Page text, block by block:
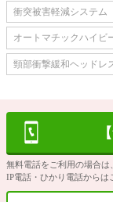
衝突被害軽減システム
オートマチックハイビ
頸部衝撃緩和ヘッドレ
無料電話をご利用の場合は
IP電話・ひかり電話からは